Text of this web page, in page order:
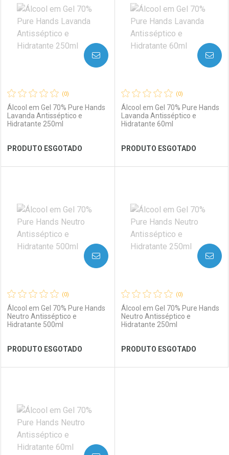
Laboratório
Ver Desconto Convênio
Por Menos Laboratório
Ver Desconto Convênio
Por Menos
(0)
Álcool em Gel 70% Pure Hands
Lavanda Antisséptico e
Hidratante 250ml
PRODUTO ESGOTADO
AVISE-ME
Laboratório
Ver Desconto Convênio
Por Menos
(0)
Álcool em Gel 70% Pure Hands
Lavanda Antisséptico e
Hidratante 60ml
PRODUTO ESGOTADO
AVISE-ME
Laboratório
Ver Desconto Convênio
Por Menos
(0)
Álcool em Gel 70% Pure Hands
Neutro Antisséptico e
Hidratante 500ml
PRODUTO ESGOTADO
AVISE-ME
Laboratório
Por Menos
(0)
Álcool em Gel 70% Pure Hands
Neutro Antisséptico e
Hidratante 250ml
PRODUTO ESGOTADO
AVISE-ME